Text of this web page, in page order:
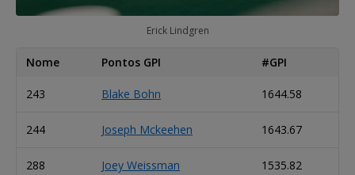
Erick Lindgren
Nome Pontos GPI #GPI
243 Blake Bohn 1644.58
244 Joseph Mckeehen 1643.67
288 Joey Weissman 1535.82